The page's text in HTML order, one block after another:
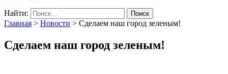
Найти:
Главная > Новости > Сделаем наш город зеленым!
Сделаем наш город зеленым!